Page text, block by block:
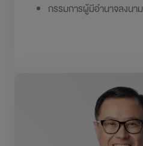
กรรมการผู้มีอำนาจลงนาม